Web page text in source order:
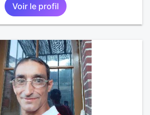
Voir le profil